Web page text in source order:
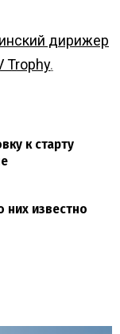
дирижер
Trophy.
к старту
них известно